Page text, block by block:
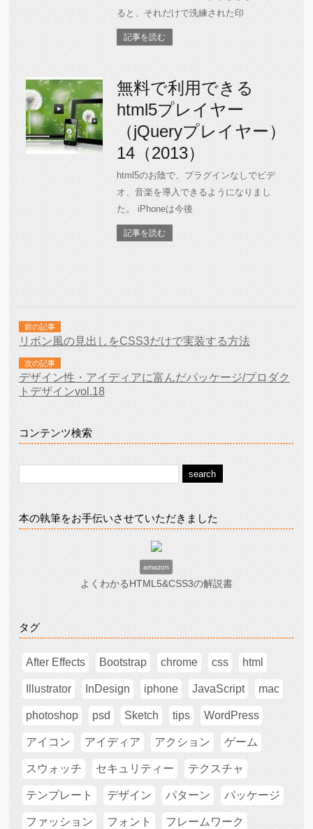
ると、それだけで洗練された印
記事を読む
無料で利用できる
html5プレイヤー
（jQueryプレイヤー）
14（2013）
html5のお陰で、プラグインなしでビデ
オ、音楽を導入できるようになりまし
た。 iPhoneは今後
記事を読む
前の記事
リボン風の見出しをCSS3だけで実装する方法
次の記事
デザイン性・アイディアに富んだパッケージ/プロダク
トデザインvol.18
コンテンツ検索
本の執筆をお手伝いさせていただきました
amazon
よくわかるHTML5&CSS3の解説書
タグ
After Effects Bootstrap chrome css html
Illustrator InDesign iphone JavaScript mac
photoshop psd Sketch tips WordPress
アイコン アイディア アクション ゲーム
スウォッチ セキュリティー テクスチャ
テンプレート デザイン パターン パッケージ
ファッション フォント フレームワーク